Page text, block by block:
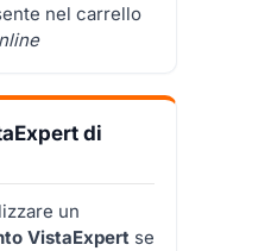
nel carrello
di
un
VistaExpert se